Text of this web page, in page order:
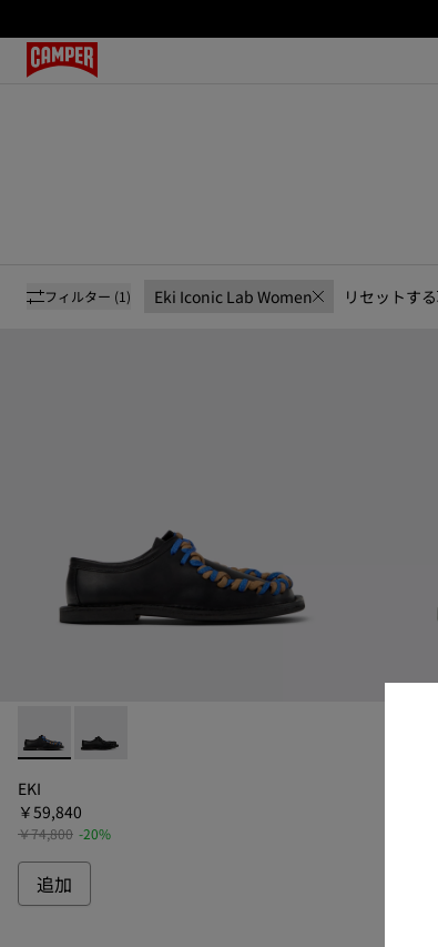
フィルター (1) Eki Iconic Lab Women リセットする
EKI - A500049-004 - Black
EKI - A500049-001 - Black
EKI
￥59,840
￥74,800 -20%
追加
￥